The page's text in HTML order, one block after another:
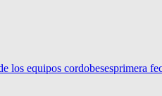
los equipos cordobesesprimera